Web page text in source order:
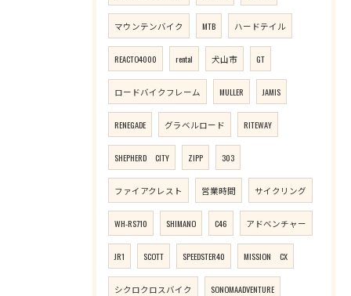
マウンテンバイク MTB ハードテイル
REACTO4000 rental 犬山市 GT
ロードバイクフレーム MULLER JAMIS
RENEGADE グラベルロード RITEWAY
SHEPHERD CITY ZIPP 303
ファイアクレスト 営業時間 サイクリング
WH-RS710 SHIMANO C46 アドベンチャー
JR1 SCOTT SPEEDSTER40 MISSION CX
シクロクロスバイク SONOMAADVENTURE